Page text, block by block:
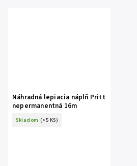
Náhradná lepiacia náplň Pritt
nepermanentná 16m
Skladom (>5 KS)